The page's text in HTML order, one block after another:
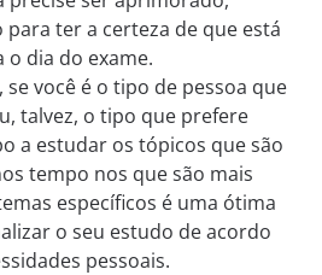
ter a certeza de que está
o dia do exame.
você é o tipo de pessoa que
talvez, o tipo que prefere
a estudar os tópicos que são
tempo nos que são mais
específicos é uma ótima
o seu estudo de acordo
pessoais.